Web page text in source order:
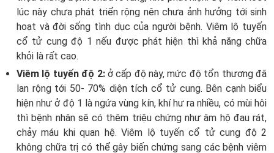
lúc này chưa phát triển rộng nên chưa ảnh hưởng tới sinh
hoạt và đời sống tình dục của người bệnh. Viêm lộ tuyến
cổ tử cung độ 1 nếu được phát hiện thì khả năng chữa
khỏi là rất cao.
Viêm lộ tuyến độ 2: ở cấp độ này, mức độ tổn thương đã
lan rộng tới 50- 70% diện tích cổ tử cung. Bên cạnh biểu
hiện như ở độ 1 là ngứa vùng kín, khí hư ra nhiều, có mùi hôi
thì bệnh nhân sẽ có thêm triệu chứng như âm hộ đau rát,
chảy máu khi quan hệ. Viêm lộ tuyến cổ tử cung độ 2
không chữa trị có thể gây biến chứng sang các bệnh viêm